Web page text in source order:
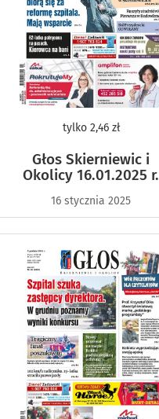
tylko2,46 zł
Głos Skierniewic i
Okolicy 16.01.2025 r.
16 stycznia 2025